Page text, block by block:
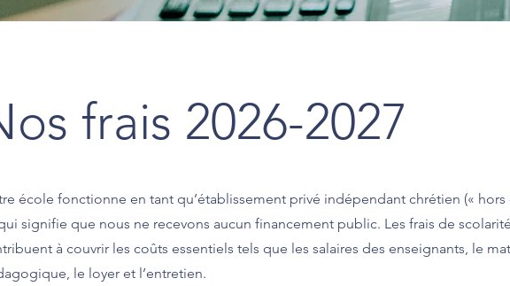
frais 2026-2027
école fonctionne en tant qu’établissement privé indépendant chrétien (« hors
signifie que nous ne recevons aucun financement public. Les frais de scolarité
à couvrir les coûts essentiels tels que les salaires des enseignants, le
le loyer et l’entretien.